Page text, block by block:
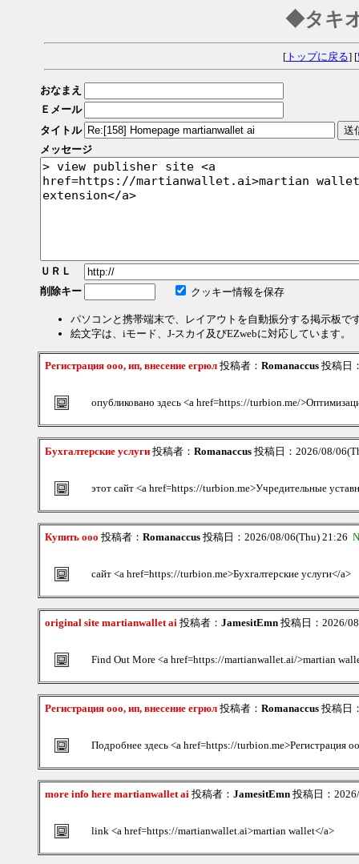
◆タキ
[トップに戻る] [
おなまえ
Ｅメール
タイトル
メッセージ
ＵＲＬ
削除キー
クッキー情報を保存
パソコンと携帯端末で、レイアウトを自動振分する掲示板で
絵文字は、iモード、J-スカイ及びEZwebに対応しています。
Регистрация ооо, ип, внесение егрюл 投稿者： Romanaccus 投稿日
опубликовано здесь <a href=https://turbion.me/
Бухгалтерские услуги 投稿者： Romanaccus 投稿日：2026/08/
этот сайт <a href=https://turbion.me>Учредительные
Купить ооо 投稿者： Romanaccus 投稿日：2026/08/06(Thu) 21:26
сайт <a href=https://turbion.me>Бухгалтерские услуги</a>
original site martianwallet ai 投稿者： JamesitEmn 投稿日：2026/
Find Out More <a href=https://martianwallet.ai/>martian
Регистрация ооо, ип, внесение егрюл 投稿者： Romanaccus 投稿日
Подробнее здесь <a href=https://turbion.me>Регистрация
more info here martianwallet ai 投稿者： JamesitEmn 投稿日：
link <a href=https://martianwallet.ai>martian wallet</a>